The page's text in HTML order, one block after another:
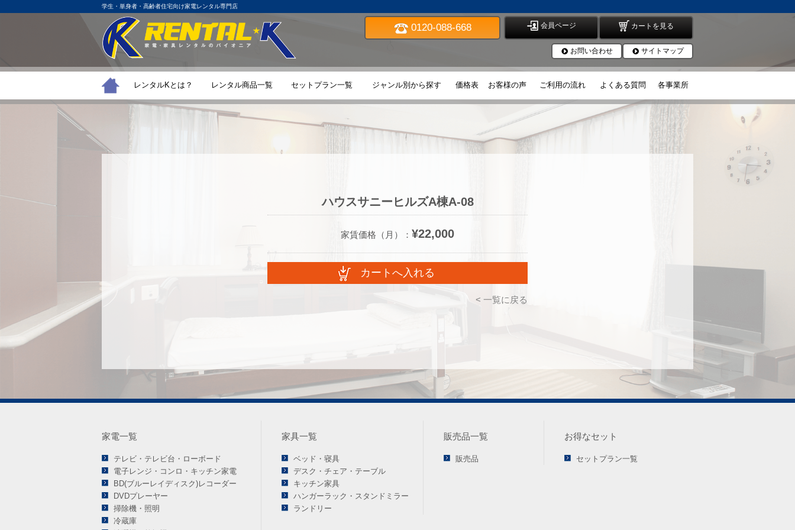
学生・単身者・高齢者住宅向け家電レンタル専門店
0120-088-668 会員ページ カートを見る
お問い合わせ サイトマップ
TOP
レンタルKとは？ レンタル商品一覧 セットプラン一覧 ジャンル別から探す 価格表 お客様の声 ご利用の流れ よくある質問 各事業所
ハウスサニーヒルズA棟A-08
家賃価格（月）： ¥22,000
< 一覧に戻る
家電一覧
テレビ・テレビ台・ローボード
電子レンジ・コンロ・キッチン家電
BD(ブルーレイディスク)レコーダー
DVDプレーヤー
掃除機・照明
冷蔵庫
家具一覧
ベッド・寝具
デスク・チェア・テーブル
キッチン家具
ハンガーラック・スタンドミラー
ランドリー
販売品一覧
販売品
お得なセット
セットプラン一覧